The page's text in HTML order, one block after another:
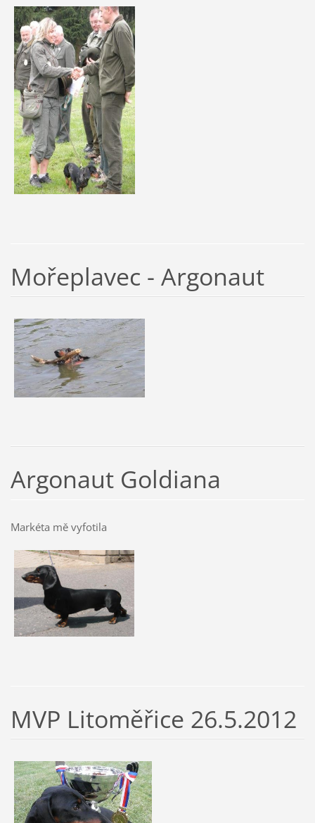
Mořeplavec - Argonaut
Argonaut Goldiana
Markéta mě vyfotila
MVP Litoměřice 26.5.2012